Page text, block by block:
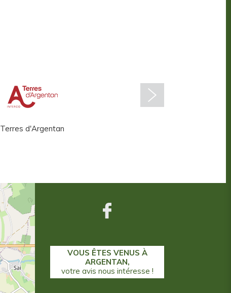
Terres d'Argentan
VOUS ÊTES VENUS À
ARGENTAN,
votre avis nous intéresse !